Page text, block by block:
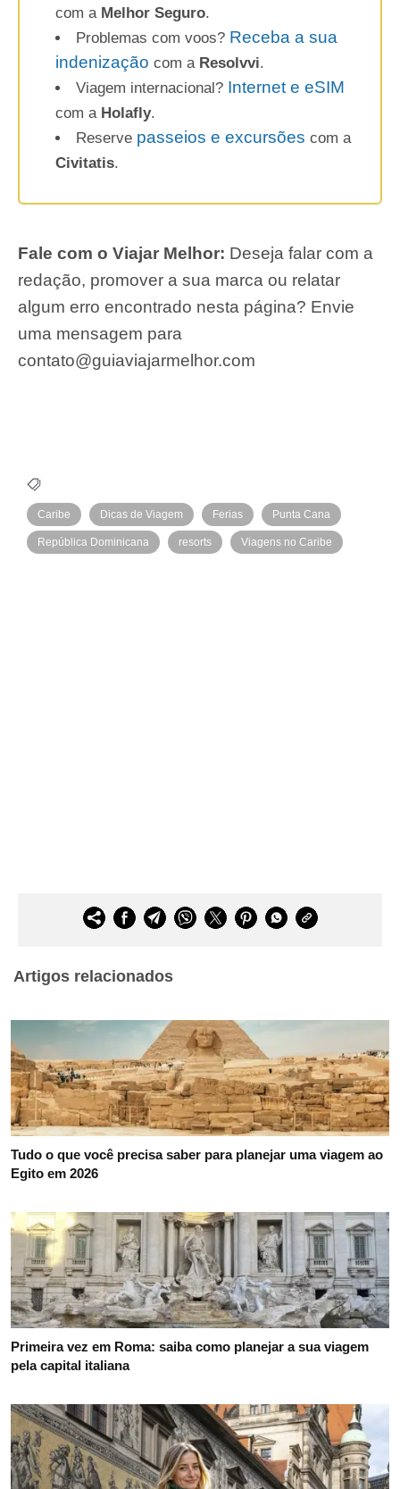
com a Melhor Seguro.
Problemas com voos? Receba a sua
indenização com a Resolvvi.
Viagem internacional? Internet e eSIM
com a Holafly.
Reserve passeios e excursões com a
Civitatis.
Fale com o Viajar Melhor: Deseja falar com a
redação, promover a sua marca ou relatar
algum erro encontrado nesta página? Envie
uma mensagem para
contato@guiaviajarmelhor.com
Caribe Dicas de Viagem Ferias Punta Cana
República Dominicana resorts Viagens no Caribe
Artigos relacionados
Tudo o que você precisa saber para planejar uma viagem ao
Egito em 2026
Primeira vez em Roma: saiba como planejar a sua viagem
pela capital italiana